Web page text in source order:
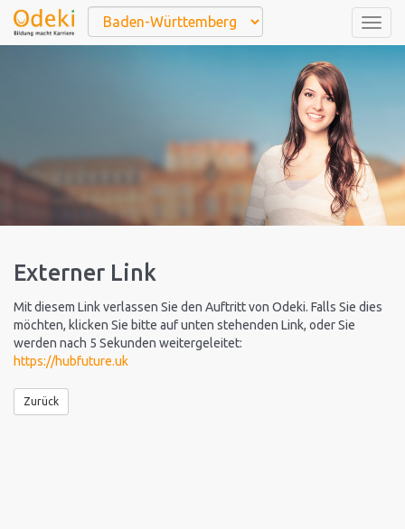
Externer Link
Mit diesem Link verlassen Sie den Auftritt von Odeki. Falls Sie dies
möchten, klicken Sie bitte auf unten stehenden Link, oder Sie
werden nach 5 Sekunden weitergeleitet:
https://hubfuture.uk
Zurück